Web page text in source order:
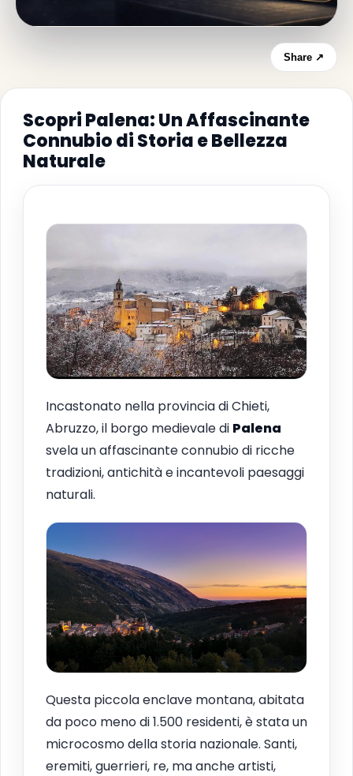
Share ↗
Scopri Palena: Un Affascinante
Connubio di Storia e Bellezza
Naturale
Incastonato nella provincia di Chieti,
Abruzzo, il borgo medievale di Palena
svela un affascinante connubio di ricche
tradizioni, antichità e incantevoli paesaggi
naturali.
Questa piccola enclave montana, abitata
da poco meno di 1.500 residenti, è stata un
microcosmo della storia nazionale. Santi,
eremiti, guerrieri, re, ma anche artisti,